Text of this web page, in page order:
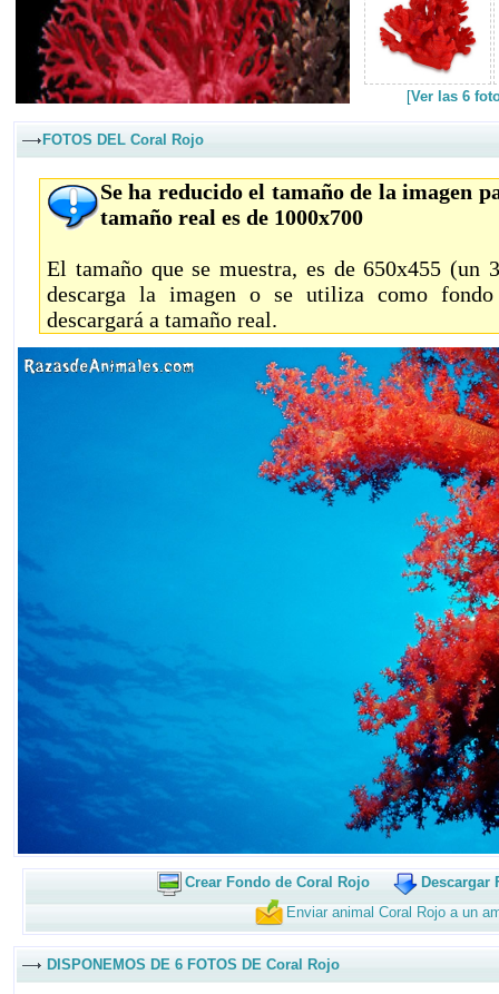
[Ver las 6
FOTOS DEL Coral Rojo
Se ha reducido el tamaño de la imagen
tamaño real es de 1000x700
El tamaño que se muestra, es de 650x455 (un
descarga la imagen o se utiliza como
descargará a tamaño real.
Crear Fondo de Coral Rojo
Descargar
Enviar animal Coral Rojo a un
DISPONEMOS DE 6 FOTOS DE Coral Rojo